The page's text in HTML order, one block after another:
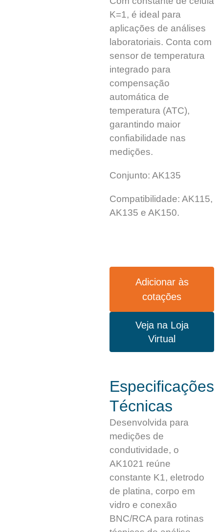
K=1, é ideal para
aplicações de análises
laboratoriais. Conta com
sensor de temperatura
integrado para
compensação
automática de
temperatura (ATC),
garantindo maior
confiabilidade nas
medições.
Conjunto: AK135
Compatibilidade: AK115,
AK135 e AK150.
Adicionar às
cotações
Veja na Loja
Virtual
Especificações
Técnicas
Desenvolvida para
medições de
condutividade, o
AK1021 reúne
constante K1, eletrodo
de platina, corpo em
vidro e conexão
BNC/RCA para rotinas